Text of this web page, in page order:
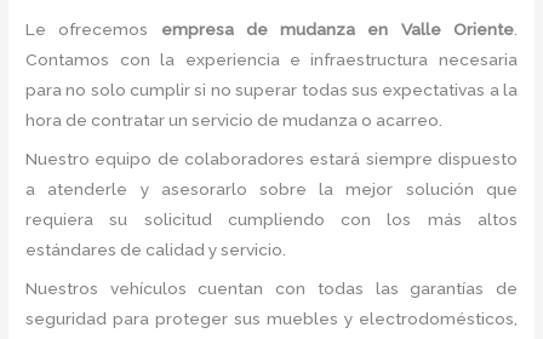
Le ofrecemos empresa de mudanza en Valle Oriente.
Contamos con la experiencia e infraestructura necesaria
para no solo cumplir si no superar todas sus expectativas a la
hora de contratar un servicio de mudanza o acarreo.
Nuestro equipo de colaboradores estará siempre dispuesto
a atenderle y asesorarlo sobre la mejor solución que
requiera su solicitud cumpliendo con los más altos
estándares de calidad y servicio.
Nuestros vehículos cuentan con todas las garantías de
seguridad para proteger sus muebles y electrodomésticos,